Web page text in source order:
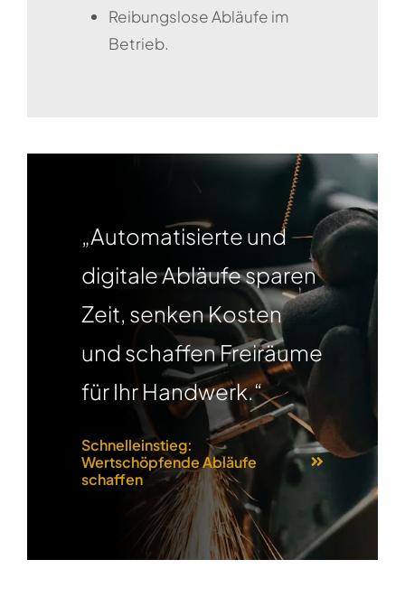
Reibungslose Abläufe im
Betrieb.
„Automatisierte und
digitale Abläufe sparen
Zeit, senken Kosten
und schaffen Freiräume
für Ihr Handwerk.“
Schnelleinstieg:
Wertschöpfende Abläufe
schaffen